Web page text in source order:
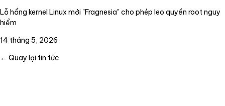
Lỗ hổng kernel Linux mới "Fragnesia" cho phép leo quyền root nguy
hiểm
14 tháng 5, 2026
← Quay lại tin tức